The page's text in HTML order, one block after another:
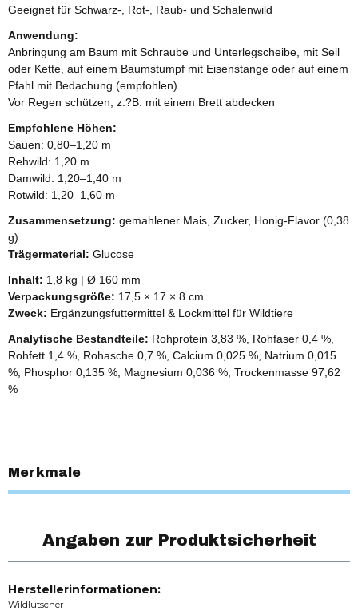
Geeignet für Schwarz-, Rot-, Raub- und Schalenwild
Anwendung:
Anbringung am Baum mit Schraube und Unterlegscheibe, mit Seil
oder Kette, auf einem Baumstumpf mit Eisenstange oder auf einem
Pfahl mit Bedachung (empfohlen)
Vor Regen schützen, z.?B. mit einem Brett abdecken
Empfohlene Höhen:
Sauen: 0,80–1,20 m
Rehwild: 1,20 m
Damwild: 1,20–1,40 m
Rotwild: 1,20–1,60 m
Zusammensetzung: gemahlener Mais, Zucker, Honig-Flavor (0,38
g)
Trägermaterial: Glucose
Inhalt: 1,8 kg | Ø 160 mm
Verpackungsgröße: 17,5 × 17 × 8 cm
Zweck: Ergänzungsfuttermittel & Lockmittel für Wildtiere
Analytische Bestandteile: Rohprotein 3,83 %, Rohfaser 0,4 %,
Rohfett 1,4 %, Rohasche 0,7 %, Calcium 0,025 %, Natrium 0,015
%, Phosphor 0,135 %, Magnesium 0,036 %, Trockenmasse 97,62
%
Merkmale
Angaben zur Produktsicherheit
Herstellerinformationen:
Wildlutscher